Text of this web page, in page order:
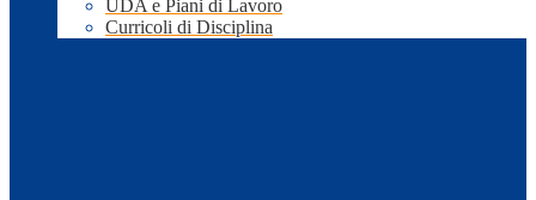
UDA e Piani di Lavoro
Curricoli di Disciplina